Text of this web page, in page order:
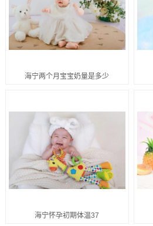
海宁两个月宝宝奶量是多少
海宁怀孕初期体温37